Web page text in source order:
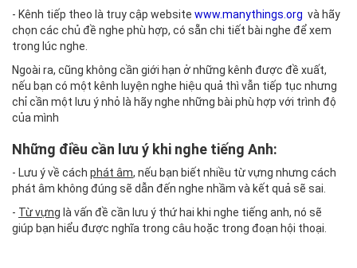
- Kênh tiếp theo là truy cập website www.manythings.org và hãy
chọn các chủ đề nghe phù hợp, có sẵn chi tiết bài nghe để xem
trong lúc nghe.
Ngoài ra, cũng không cần giới hạn ở những kênh được đề xuất,
nếu bạn có một kênh luyện nghe hiệu quả thì vẫn tiếp tục nhưng
chỉ cần một lưu ý nhỏ là hãy nghe những bài phù hợp với trình độ
của mình
Những điều cần lưu ý khi nghe tiếng Anh:
- Lưu ý về cách phát âm, nếu bạn biết nhiều từ vựng nhưng cách
phát âm không đúng sẽ dẫn đến nghe nhầm và kết quả sẽ sai.
- Từ vựng là vấn đề cần lưu ý thứ hai khi nghe tiếng anh, nó sẽ
giúp bạn hiểu được nghĩa trong câu hoặc trong đoạn hội thoại.